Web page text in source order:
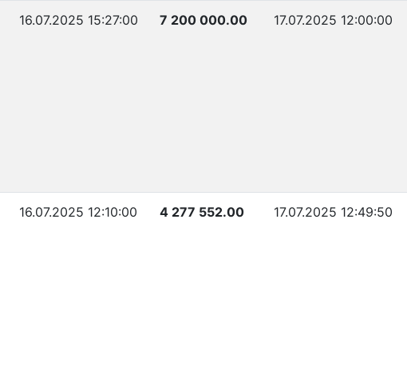
16.07.2025 15:27:00 7 200 000.00 17.07.2025 12:00:00
16.07.2025 12:10:00 4 277 552.00 17.07.2025 12:49:50